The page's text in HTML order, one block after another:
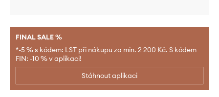
FINAL SALE %
*-5 % s kódem: LST při nákupu za min. 2 200 Kč. S kódem
FIN: -10 % v aplikaci!
Stáhnout aplikaci